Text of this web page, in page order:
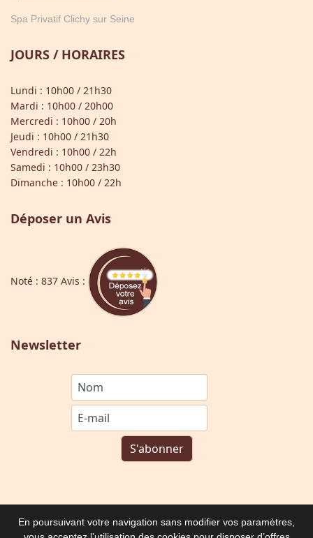
Spa Privatif Clichy sur Seine
JOURS / HORAIRES
Lundi : 10h00 / 21h30
Mardi : 10h00 / 20h00
Mercredi : 10h00 / 20h
Jeudi : 10h00 / 21h30
Vendredi : 10h00 / 22h
Samedi : 10h00 / 23h30
Dimanche : 10h00 / 22h
Déposer un Avis
Noté : 837 Avis :
Newsletter
En poursuivant votre navigation sans modifier vos paramètres,